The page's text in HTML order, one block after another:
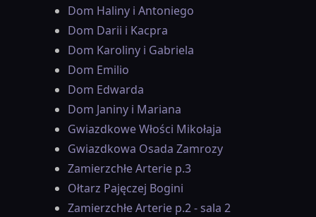
Dom Haliny i Antoniego
Dom Darii i Kacpra
Dom Karoliny i Gabriela
Dom Emilio
Dom Edwarda
Dom Janiny i Mariana
Gwiazdkowe Włości Mikołaja
Gwiazdkowa Osada Zamrozy
Zamierzchłe Arterie p.3
Ołtarz Pajęczej Bogini
Zamierzchłe Arterie p.2 - sala 2